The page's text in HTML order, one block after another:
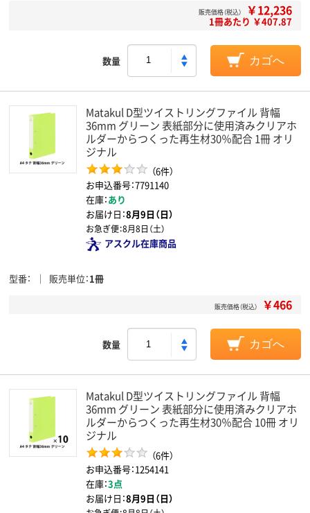
販売価格（税込） ￥12,236
1冊あたり ￥407.87
数量 カゴへ
Matakul D型ツイストリングファイル 背幅
36mm グリーン 表紙部分に使用済みクリアホ
ルダーからつくった再生材30％配合 1冊 オリ
ジナル
（6件）
お申込番号：7791140
在庫：あり
お届け日：8月9日（日）
お急ぎ便：8月8日（土）
アスクル在庫商品
型番 販売単位 1冊
販売価格（税込） ￥466
数量 カゴへ
Matakul D型ツイストリングファイル 背幅
36mm グリーン 表紙部分に使用済みクリアホ
ルダーからつくった再生材30％配合 10冊 オリ
ジナル
（6件）
お申込番号：1254141
在庫：3点
お届け日：8月9日（日）